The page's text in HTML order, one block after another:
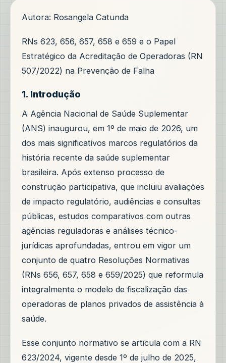
Autora: Rosangela Catunda
RNs 623, 656, 657, 658 e 659 e o Papel
Estratégico da Acreditação de Operadoras (RN
507/2022) na Prevenção de Falha
1. Introdução
A Agência Nacional de Saúde Suplementar
(ANS) inaugurou, em 1º de maio de 2026, um
dos mais significativos marcos regulatórios da
história recente da saúde suplementar
brasileira. Após extenso processo de
construção participativa, que incluiu avaliações
de impacto regulatório, audiências e consultas
públicas, estudos comparativos com outras
agências reguladoras e análises técnico-
jurídicas aprofundadas, entrou em vigor um
conjunto de quatro Resoluções Normativas
(RNs 656, 657, 658 e 659/2025) que reformula
integralmente o modelo de fiscalização das
operadoras de planos privados de assistência à
saúde.
Esse conjunto normativo se articula com a RN
623/2024, vigente desde 1º de julho de 2025,